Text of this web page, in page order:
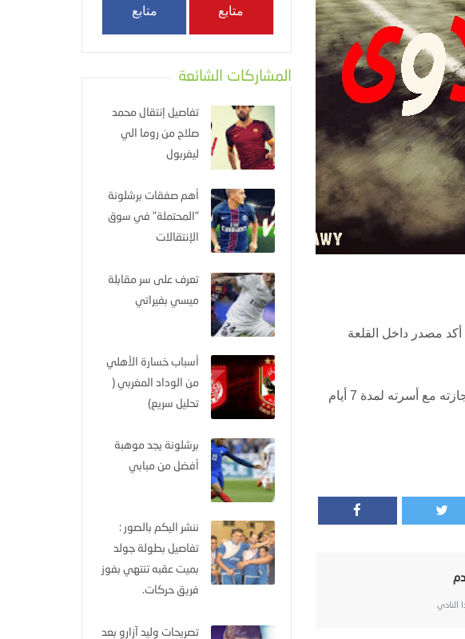
من دور الـ8 بدوري أبطال إفريقيا، أكد مصدر داخل القلعة
وأكد المصدر في تصريحات صحفية أن المجلس قرر تجديد التعاقد مع البدري فور عودته من كندا لقضاء أجازته مع أسرته لمدة 7 أيام
النادي
متابع متابع
المشاركات الشائعة
تفاصيل إنتقال محمد
صلاح من روما الي
ليفربول
أهم صفقات برشلونة
"المحتملة" في سوق
الإنتقالات
تعرف على سر مقابلة
ميسي بفيراتي
أسباب خسارة الأهلي
من الوداد المغربي (
تحليل سريع)
برشلونة يجد موهبة
أفضل من مبابي
ننشر اليكم بالصور :
تفاصيل بطولة جولد
بميت عقبه تنتهي بفوز
فريق حركات.
تصريحات وليد آزارو بعد